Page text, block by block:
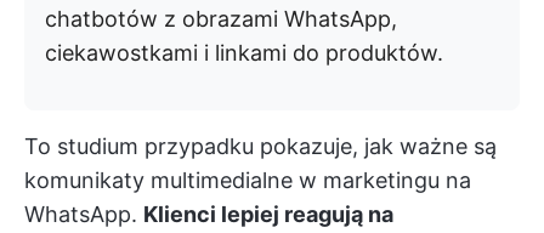
chatbotów z obrazami WhatsApp,
ciekawostkami i linkami do produktów.
To studium przypadku pokazuje, jak ważne są
komunikaty multimedialne w marketingu na
WhatsApp. Klienci lepiej reagują na